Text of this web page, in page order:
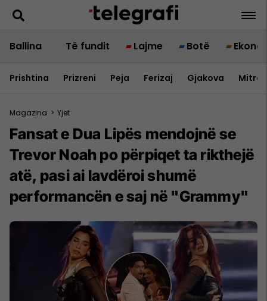
Ballina Të fundit Lajme Botë
Prishtina Prizreni Peja Ferizaj Gjakova
Magazina > Yjet
Fansat e Dua Lipës mendojnë se
Trevor Noah po përpiqet ta rikthejë
atë, pasi ai lavdëroi shumë
performancën e saj në "Grammy"